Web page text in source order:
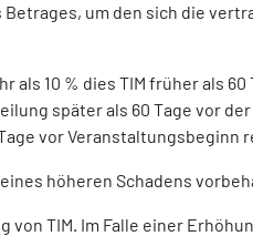
um den sich die
als 10 % dies TIM früher als
später als 60 Tage vor
vor Veranstaltungsbeginn
höheren Schadens
TIM. Im Falle einer